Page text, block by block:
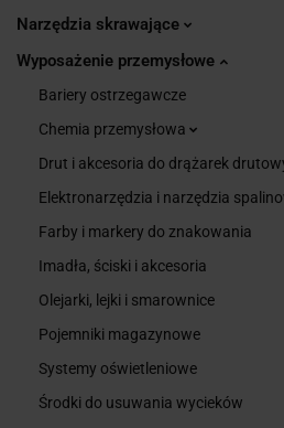
Narzędzia skrawające
Wyposażenie przemysłowe
Bariery ostrzegawcze
Chemia przemysłowa
Drut i akcesoria do drążarek
Elektronarzędzia i narzędzia
Farby i markery do znakowania
Imadła, ściski i akcesoria
Olejarki, lejki i smarownice
Pojemniki magazynowe
Systemy oświetleniowe
Środki do usuwania wycieków